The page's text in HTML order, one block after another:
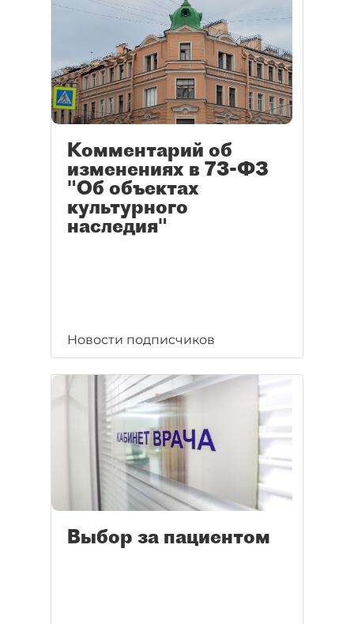
Комментарий об
изменениях в 73-ФЗ
"Об объектах
культурного
наследия"
Новости подписчиков
Выбор за пациентом